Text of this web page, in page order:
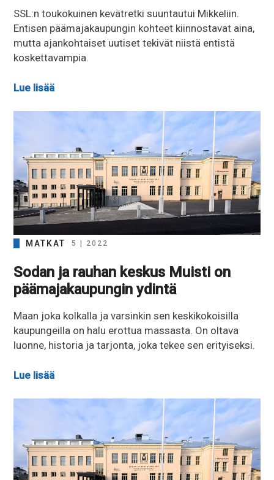
SSL:n toukokuinen kevätretki suuntautui Mikkeliin.
Entisen päämajakaupungin kohteet kiinnostavat aina,
mutta ajankohtaiset uutiset tekivät niistä entistä
koskettavampia.
Lue lisää
MATKAT 5 | 2022
Sodan ja rauhan keskus Muisti on
päämajakaupungin ydintä
Maan joka kolkalla ja varsinkin sen keskikokoisilla
kaupungeilla on halu erottua massasta. On oltava
luonne, historia ja tarjonta, joka tekee sen erityiseksi.
Lue lisää